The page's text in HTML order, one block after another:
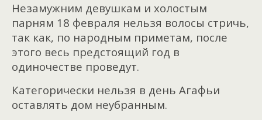
Незамужним девушкам и холостым
парням 18 февраля нельзя волосы стричь,
так как, по народным приметам, после
этого весь предстоящий год в
одиночестве проведут.
Категорически нельзя в день Агафьи
оставлять дом неубранным.